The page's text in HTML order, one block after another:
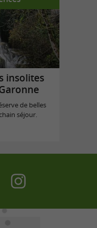
insolites
de belles
séjour.